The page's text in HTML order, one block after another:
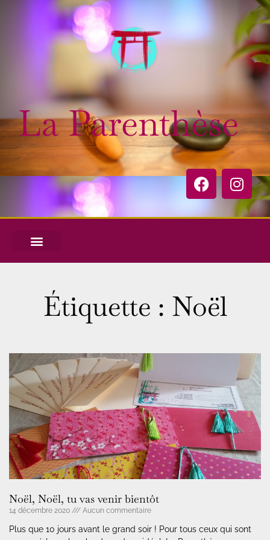
La Parenthèse
Étiquette : Noël
Noël, Noël, tu vas venir bientôt
14 décembre 2020 Aucun commentaire
Plus que 10 jours avant le grand soir ! Pour tous ceux qui sont